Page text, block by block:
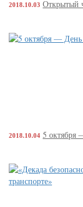
2018.10.03 Открытый
2018.10.04 5 октября